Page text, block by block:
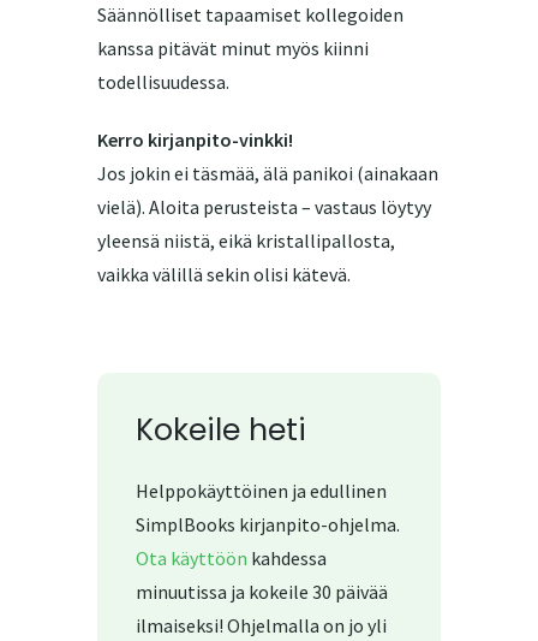
Säännölliset tapaamiset kollegoiden
kanssa pitävät minut myös kiinni
todellisuudessa.
Kerro kirjanpito-vinkki!
Jos jokin ei täsmää, älä panikoi (ainakaan
vielä). Aloita perusteista – vastaus löytyy
yleensä niistä, eikä kristallipallosta,
vaikka välillä sekin olisi kätevä.
Kokeile heti
Helppokäyttöinen ja edullinen
SimplBooks kirjanpito-ohjelma.
Ota käyttöön kahdessa
minuutissa ja kokeile 30 päivää
ilmaiseksi! Ohjelmalla on jo yli